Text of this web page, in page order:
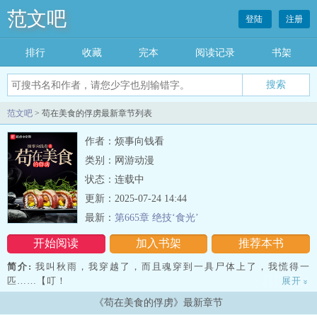
范文吧 登陆 注册
排行 收藏 完本 阅读记录 书架
范文吧 > 苟在美食的俘虏最新章节列表
作者：烦事向钱看
类别：网游动漫
状态：连载中
开始阅读 加入书架 推荐本书
更新：2025-07-24 14:44
最新： 第665章 绝技‘食光’
简介: 我叫秋雨，我穿越了，而且魂穿到一具尸体上了，我慌得一
匹……【叮！
系统正在安装……】……我叫秋雨，我穿越了，我稳如老狗，因为我
展开 »
《苟在美食的俘虏》最新章节